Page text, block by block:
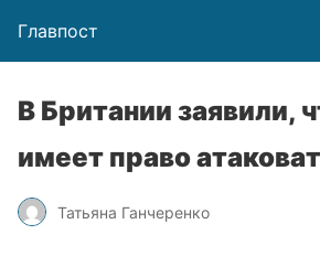
Главпост
В Британии заявили,
имеет право
Татьяна Ганчеренко